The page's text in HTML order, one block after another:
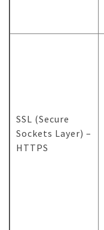
SSL (Secure
Sockets Layer) –
HTTPS